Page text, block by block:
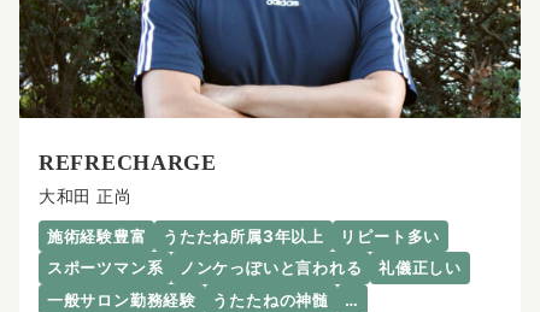
REFRECHARGE
大和田 正尚
施術経験豊富 うたたね所属3年以上
リピート多い
スポーツマン系
ノンケっぽいと言われる
礼儀正しい
一般サロン勤務経験
うたたねの神髄 …